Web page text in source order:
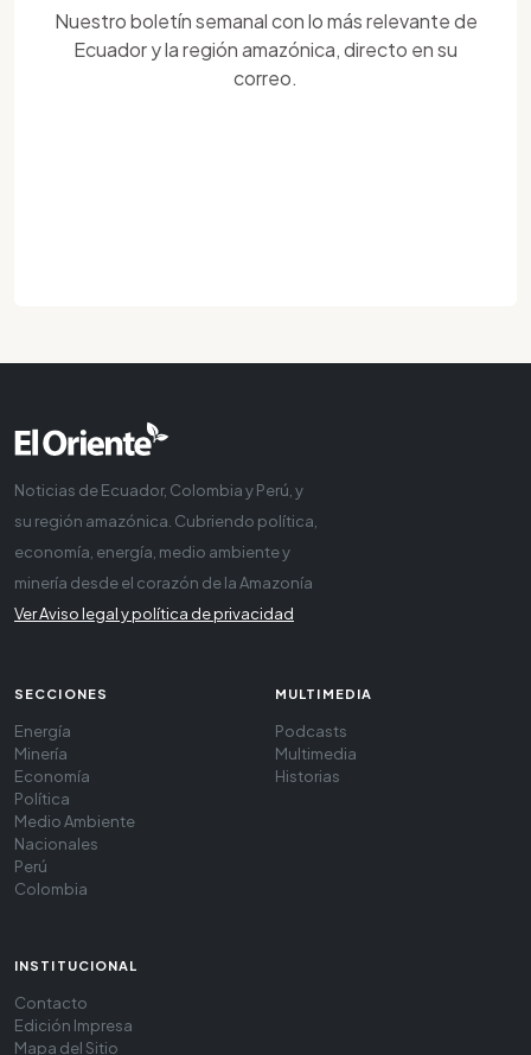
Nuestro boletín semanal con lo más relevante de
Ecuador y la región amazónica, directo en su
correo.
Noticias de Ecuador, Colombia y Perú, y
su región amazónica. Cubriendo política,
economía, energía, medio ambiente y
minería desde el corazón de la Amazonía
Ver Aviso legal y política de privacidad
SECCIONES
Energía
Minería
Economía
Política
Medio Ambiente
Nacionales
Perú
Colombia
MULTIMEDIA
Podcasts
Multimedia
Historias
INSTITUCIONAL
Contacto
Edición Impresa
Mapa del Sitio